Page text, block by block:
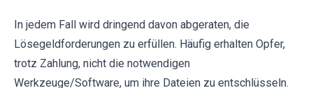
In jedem Fall wird dringend davon abgeraten, die
Lösegeldforderungen zu erfüllen. Häufig erhalten Opfer,
trotz Zahlung, nicht die notwendigen
Werkzeuge/Software, um ihre Dateien zu entschlüsseln.